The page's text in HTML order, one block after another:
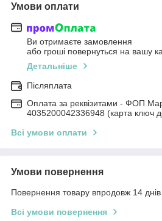
Умови оплати
Ви отримаєте замовлення
або гроші повернуться на вашу
Детальніше
Післяплата
Оплата за реквізитами - ФОП
4035200042336948 (карта ключ
Всі умови оплати
Умови повернення
Повернення товару впродовж 14
Всі умови повернення